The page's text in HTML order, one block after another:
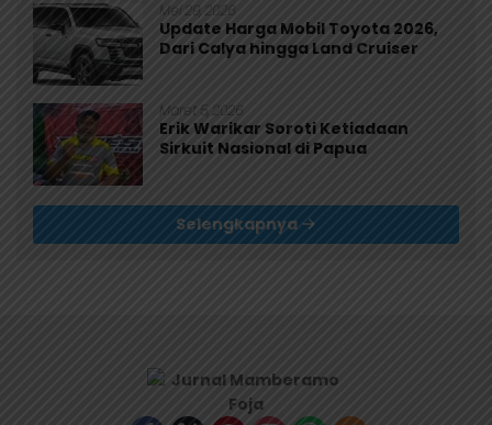
Mei 29, 2026
Update Harga Mobil Toyota 2026,
Dari Calya hingga Land Cruiser
Maret 5, 2026
Erik Warikar Soroti Ketiadaan
Sirkuit Nasional di Papua
Selengkapnya